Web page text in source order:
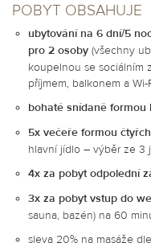
POBYT OBSAHUJE
ubytování na 6 dní/5
pro 2 osoby (všechny
koupelnou se sociálním
příjmem, balkonem a Wi-
bohaté snídaně formou
5x večeře formou
hlavní jídlo – výběr ze 3
4x za pobyt odpolední
3x za pobyt vstup do
sauna, bazén) na 60
sleva 20% na masáže